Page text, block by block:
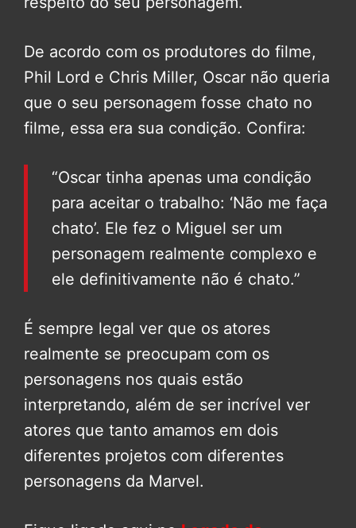
De acordo com os produtores do filme,
Phil Lord e Chris Miller, Oscar não queria
que o seu personagem fosse chato no
filme, essa era sua condição. Confira:
“Oscar tinha apenas uma condição
para aceitar o trabalho: ‘Não me faça
chato’. Ele fez o Miguel ser um
personagem realmente complexo e
ele definitivamente não é chato.”
É sempre legal ver que os atores
realmente se preocupam com os
personagens nos quais estão
interpretando, além de ser incrível ver
atores que tanto amamos em dois
diferentes projetos com diferentes
personagens da Marvel.